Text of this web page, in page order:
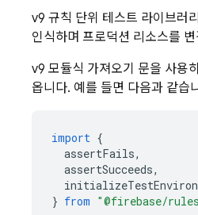
v9 규칙 단위 테스트 라이브러
인식하며 프로덕션 리소스를
v9 모듈식 가져오기 문을 사용
옵니다. 예를 들면 다음과 같습
import {
assertFails,
assertSucceeds,
} from "@firebase/